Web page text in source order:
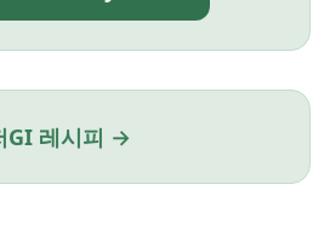
GI 레시피 →